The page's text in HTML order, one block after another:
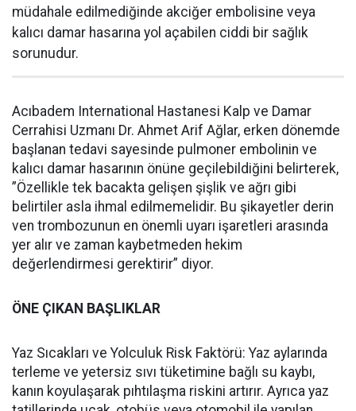
müdahale edilmediğinde akciğer embolisine veya
kalıcı damar hasarına yol açabilen ciddi bir sağlık
sorunudur.
Acıbadem International Hastanesi Kalp ve Damar
Cerrahisi Uzmanı Dr. Ahmet Arif Ağlar, erken dönemde
başlanan tedavi sayesinde pulmoner embolinin ve
kalıcı damar hasarının önüne geçilebildiğini belirterek,
”Özellikle tek bacakta gelişen şişlik ve ağrı gibi
belirtiler asla ihmal edilmemelidir. Bu şikayetler derin
ven trombozunun en önemli uyarı işaretleri arasında
yer alır ve zaman kaybetmeden hekim
değerlendirmesi gerektirir” diyor.
ÖNE ÇIKAN BAŞLIKLAR
Yaz Sıcakları ve Yolculuk Risk Faktörü: Yaz aylarında
terleme ve yetersiz sıvı tüketimine bağlı su kaybı,
kanın koyulaşarak pıhtılaşma riskini artırır. Ayrıca yaz